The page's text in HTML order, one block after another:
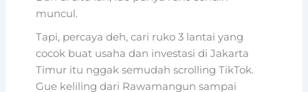
muncul.
Tapi, percaya deh, cari ruko 3 lantai yang
cocok buat usaha dan investasi di Jakarta
Timur itu nggak semudah scrolling TikTok.
Gue keliling dari Rawamangun sampai